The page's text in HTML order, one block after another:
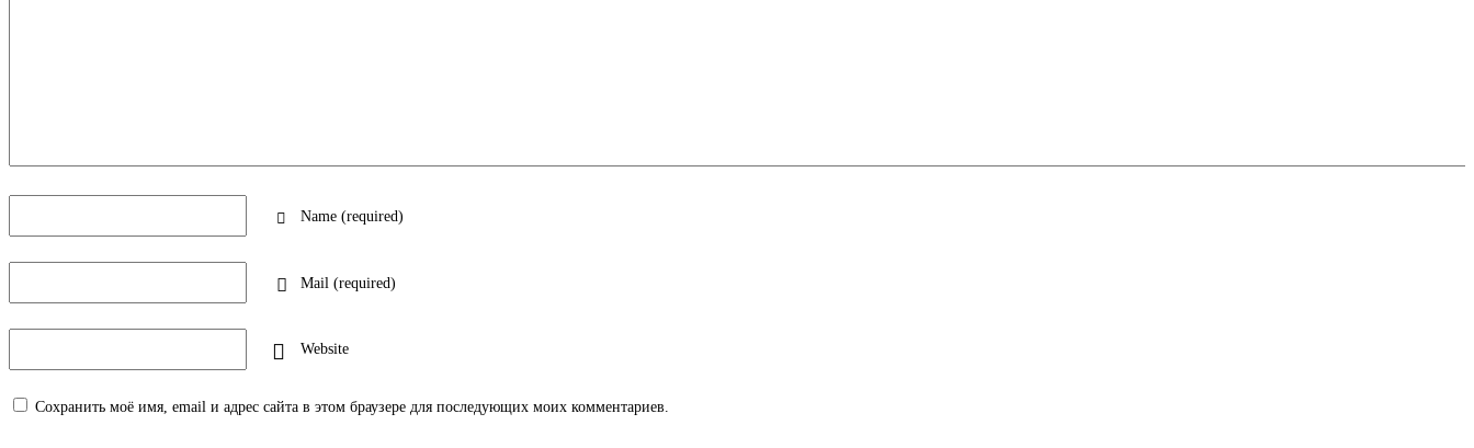
Name(required)
Mail(required)
Website
Сохранить моё имя, email и адрес сайта в этом браузере для последующих моих комментариев.